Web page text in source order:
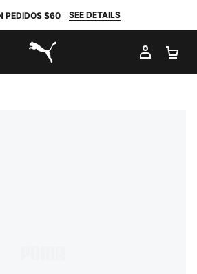
PEDIDOS $60 SEE DETAILS
PUMA.com
MI